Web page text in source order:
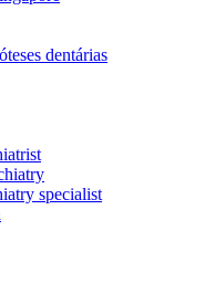
dentárias
specialist